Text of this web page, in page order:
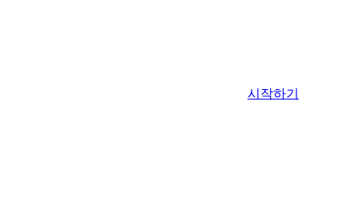
시작하기